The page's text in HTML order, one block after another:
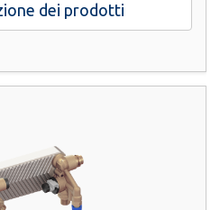
dei prodotti